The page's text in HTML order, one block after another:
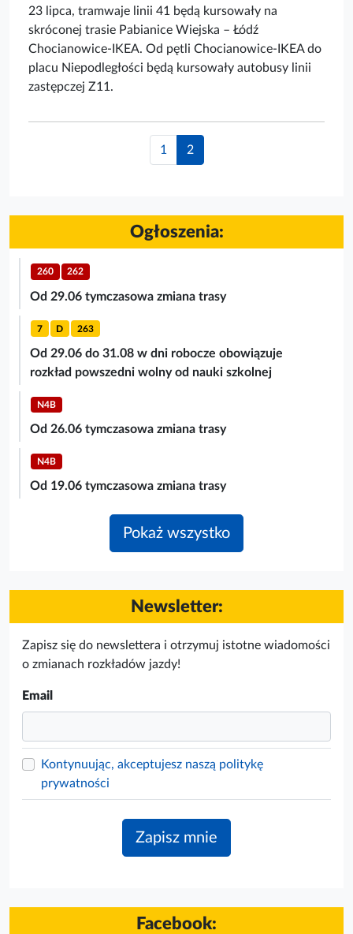
23 lipca, tramwaje linii 41 będą kursowały na
skróconej trasie Pabianice Wiejska – Łódź
Chocianowice-IKEA. Od pętli Chocianowice-IKEA do
placu Niepodległości będą kursowały autobusy linii
zastępczej Z11.
1 2
Ogłoszenia:
260 262
Od 29.06 tymczasowa zmiana trasy
7 D 263
Od 29.06 do 31.08 w dni robocze obowiązuje
rozkład powszedni wolny od nauki szkolnej
N4B
Od 26.06 tymczasowa zmiana trasy
N4B
Od 19.06 tymczasowa zmiana trasy
Pokaż wszystko
Newsletter:
Zapisz się do newslettera i otrzymuj istotne wiadomości
o zmianach rozkładów jazdy!
Email
Kontynuując, akceptujesz naszą politykę
prywatności
Facebook: